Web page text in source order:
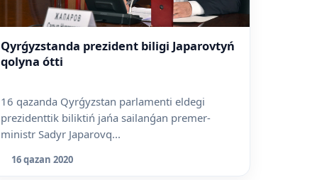
Qyrǵyzstanda prezident biligi Japarovtyń
qolyna ótti
16 qazanda Qyrǵyzstan parlamenti eldegi
prezidenttik biliktiń jańa sailanǵan premer-
ministr Sadyr Japarovq...
16 qazan 2020